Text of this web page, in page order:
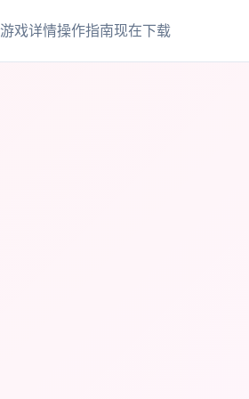
游戏详情操作指南现在下载